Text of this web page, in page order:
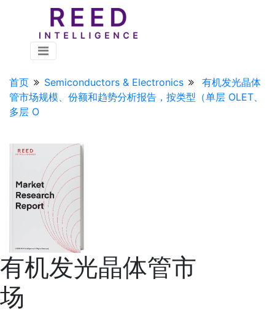
首页 Semiconductors & Electronics
有机发光晶体
管市场规模、份额和趋势分析报告，按类型（单层 OLET、
多层 O
有机发光晶体管市
场